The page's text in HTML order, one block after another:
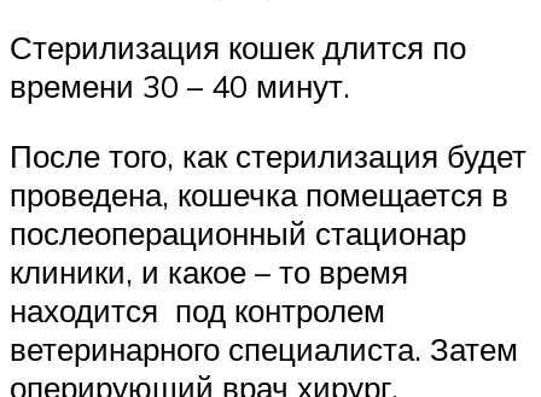
Стерилизация кошек длится по
времени 30 – 40 минут.
После того, как стерилизация будет
проведена, кошечка помещается в
послеоперационный стационар
клиники, и какое – то время
находится под контролем
ветеринарного специалиста. Затем
оперирующий врач хирург,